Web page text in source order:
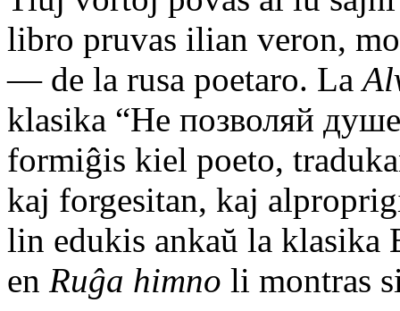
libro pruvas ilian veron,
— de la rusa poetaro. La
klasika “Не позволяй
formiĝis kiel poeto,
kaj forgesitan, kaj
lin edukis ankaŭ la klasika
en Ruĝa himno li montras